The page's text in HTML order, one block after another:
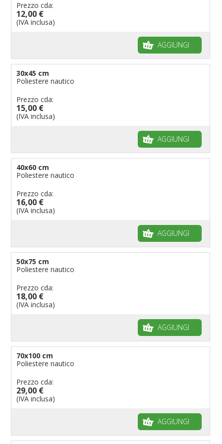
Bandiere per riserve naturali e parchi
Bandiere per musicisti
pennoni per bandiere
Prezzo cda:
12,00 €
(IVA inclusa)
AGGIUNGI
30x45 cm
Poliestere nautico
Prezzo cda:
15,00 €
(IVA inclusa)
AGGIUNGI
40x60 cm
Poliestere nautico
Prezzo cda:
16,00 €
(IVA inclusa)
AGGIUNGI
50x75 cm
Poliestere nautico
Prezzo cda:
18,00 €
(IVA inclusa)
AGGIUNGI
70x100 cm
Poliestere nautico
Prezzo cda:
29,00 €
(IVA inclusa)
AGGIUNGI